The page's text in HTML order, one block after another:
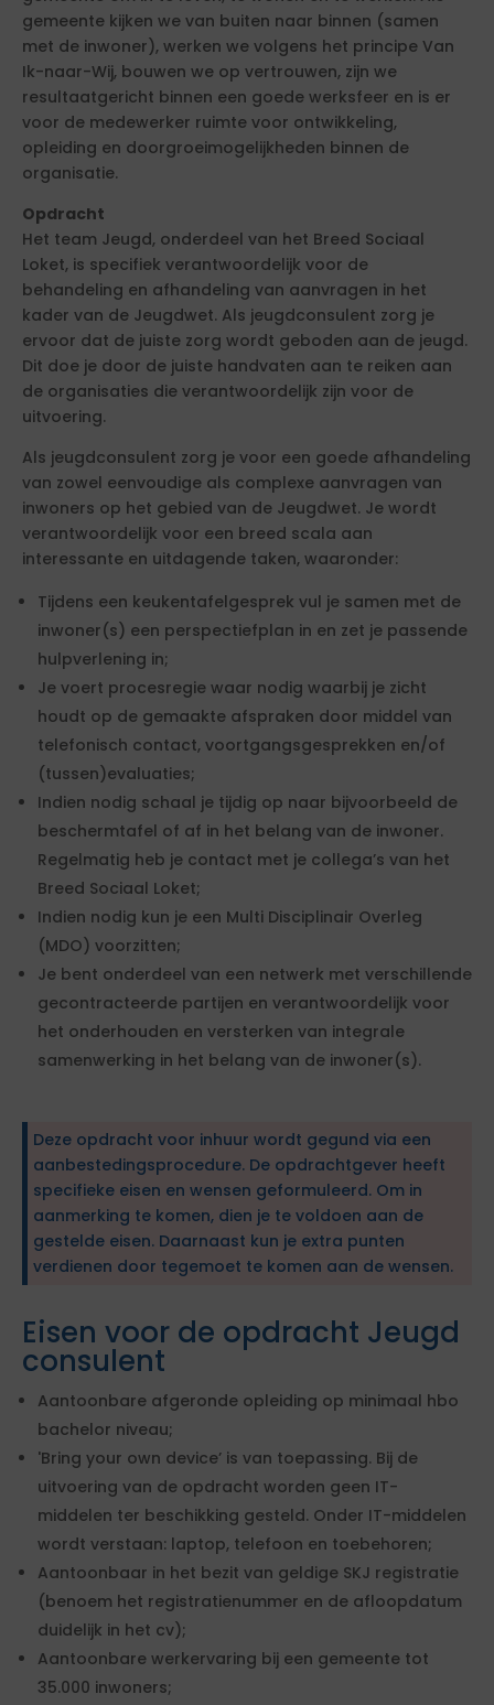
gemeente kijken we van buiten naar binnen (samen
met de inwoner), werken we volgens het principe Van
Ik-naar-Wij, bouwen we op vertrouwen, zijn we
resultaatgericht binnen een goede werksfeer en is er
voor de medewerker ruimte voor ontwikkeling,
opleiding en doorgroeimogelijkheden binnen de
organisatie.
Opdracht
Het team Jeugd, onderdeel van het Breed Sociaal
Loket, is specifiek verantwoordelijk voor de
behandeling en afhandeling van aanvragen in het
kader van de Jeugdwet. Als jeugdconsulent zorg je
ervoor dat de juiste zorg wordt geboden aan de jeugd.
Dit doe je door de juiste handvaten aan te reiken aan
de organisaties die verantwoordelijk zijn voor de
uitvoering.
Als jeugdconsulent zorg je voor een goede afhandeling
van zowel eenvoudige als complexe aanvragen van
inwoners op het gebied van de Jeugdwet. Je wordt
verantwoordelijk voor een breed scala aan
interessante en uitdagende taken, waaronder:
Tijdens een keukentafelgesprek vul je samen met de
inwoner(s) een perspectiefplan in en zet je passende
hulpverlening in;
Je voert procesregie waar nodig waarbij je zicht
houdt op de gemaakte afspraken door middel van
telefonisch contact, voortgangsgesprekken en/of
(tussen)evaluaties;
Indien nodig schaal je tijdig op naar bijvoorbeeld de
beschermtafel of af in het belang van de inwoner.
Regelmatig heb je contact met je collega’s van het
Breed Sociaal Loket;
Indien nodig kun je een Multi Disciplinair Overleg
(MDO) voorzitten;
Je bent onderdeel van een netwerk met verschillende
gecontracteerde partijen en verantwoordelijk voor
het onderhouden en versterken van integrale
samenwerking in het belang van de inwoner(s).
Deze opdracht voor inhuur wordt gegund via een
aanbestedingsprocedure. De opdrachtgever heeft
specifieke eisen en wensen geformuleerd. Om in
aanmerking te komen, dien je te voldoen aan de
gestelde eisen. Daarnaast kun je extra punten
verdienen door tegemoet te komen aan de wensen.
Eisen voor de opdracht Jeugd
consulent
Aantoonbare afgeronde opleiding op minimaal hbo
bachelor niveau;
'Bring your own device’ is van toepassing. Bij de
uitvoering van de opdracht worden geen IT-
middelen ter beschikking gesteld. Onder IT-middelen
wordt verstaan: laptop, telefoon en toebehoren;
Aantoonbaar in het bezit van geldige SKJ registratie
(benoem het registratienummer en de afloopdatum
duidelijk in het cv);
Aantoonbare werkervaring bij een gemeente tot
35.000 inwoners;